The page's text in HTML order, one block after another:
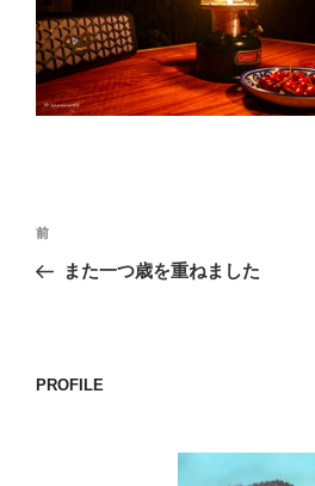
o
o
k
投
ナ
ー
前
の
前
また一つ歳を重ねました
PROFILE